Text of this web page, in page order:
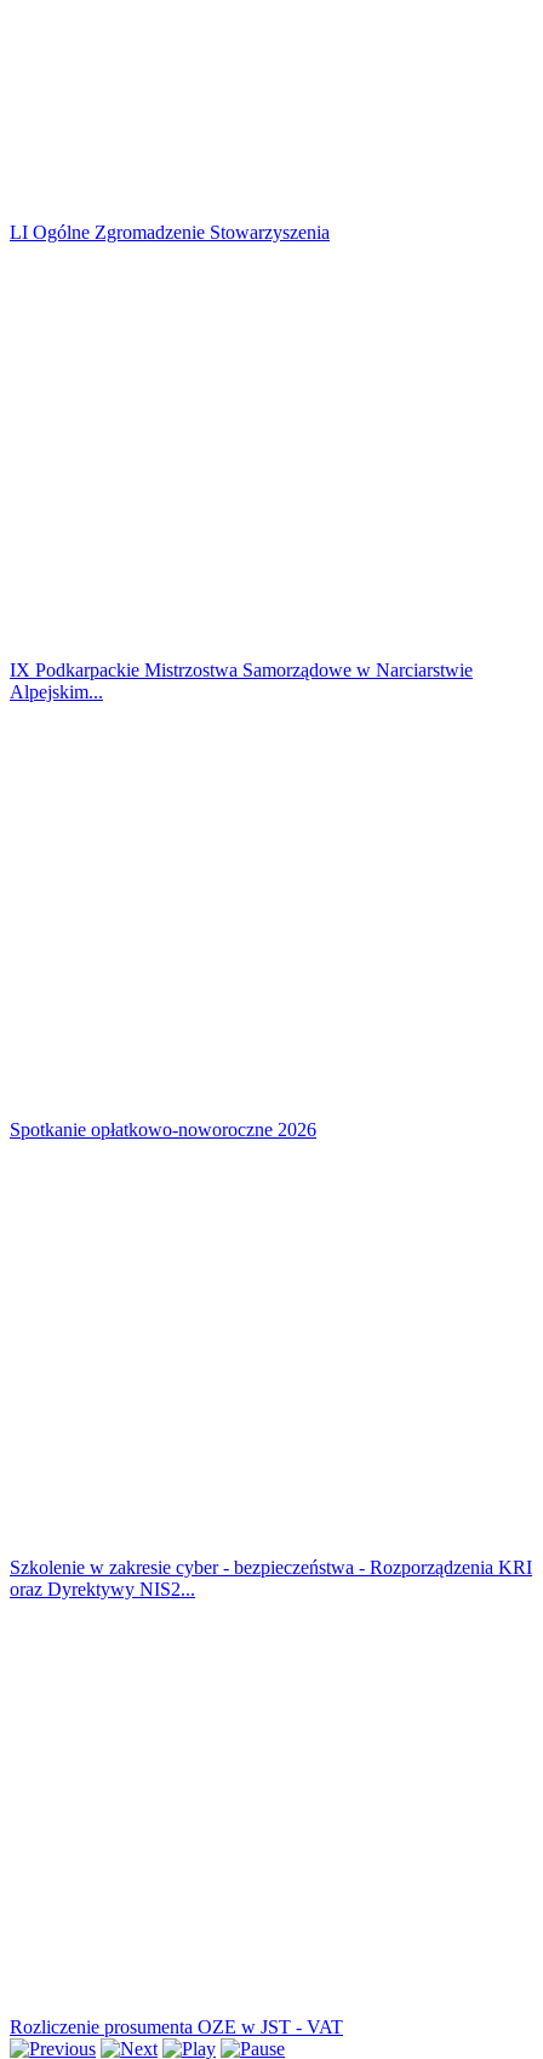
LI Ogólne Zgromadzenie Stowarzyszenia
IX Podkarpackie Mistrzostwa Samorządowe w Narciarstwie
Alpejskim...
Spotkanie opłatkowo-noworoczne 2026
Szkolenie w zakresie cyber - bezpieczeństwa - Rozporządzenia KRI
oraz Dyrektywy NIS2...
Rozliczenie prosumenta OZE w JST - VAT